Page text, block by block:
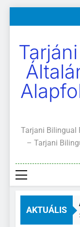
a
Szülői
Szülői
Tarjani Bilingual
– Tarjani
AKTUÁLIS